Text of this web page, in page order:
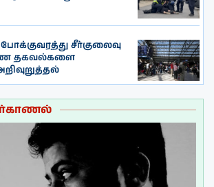
சீர்குலைவு
தகவல்களை